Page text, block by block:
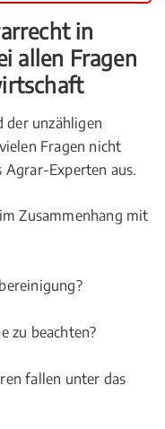
in
allen Fragen
unzähligen
Fragen nicht
Experten aus.
Zusammenhang mit
zu beachten?
fallen unter das